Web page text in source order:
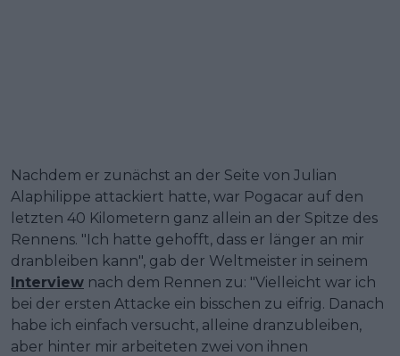
Nachdem er zunächst an der Seite von Julian
Alaphilippe attackiert hatte, war Pogacar auf den
letzten 40 Kilometern ganz allein an der Spitze des
Rennens. "Ich hatte gehofft, dass er länger an mir
dranbleiben kann", gab der Weltmeister in seinem
Interview nach dem Rennen zu: "Vielleicht war ich
bei der ersten Attacke ein bisschen zu eifrig. Danach
habe ich einfach versucht, alleine dranzubleiben,
aber hinter mir arbeiteten zwei von ihnen